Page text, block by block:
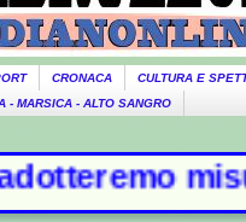
CRONACA
CULTURA E
- MARSICA - ALTO SANGRO
misure".